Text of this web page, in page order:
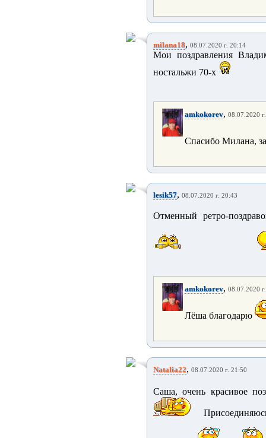
milana18, 08.07.2020 г. 20:14
Мои поздравления
ностальжи 70-х
amkokorev, 08.07.2020
Спасибо Милана,
lesik57, 08.07.2020 г. 20:43
Отменный ретро-
amkokorev, 08.07.2020
Лёша благодарю
Natalia22, 08.07.2020 г. 21:50
Саша, очень красивое